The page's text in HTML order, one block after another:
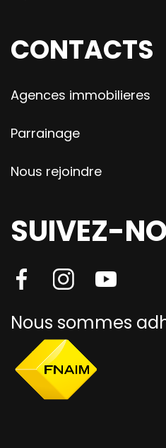
CONTACTS
Agences immobilieres
Parrainage
Nous rejoindre
SUIVEZ-
Nous sommes